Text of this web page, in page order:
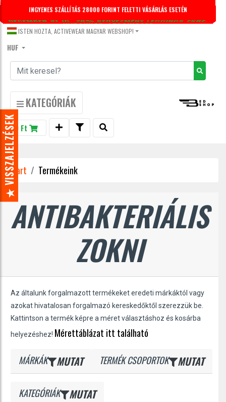
DECEMBER 31-IG -20% KEDVEZMÉNY LEGGINGS-EKRE.
KUPONKÓD: LEGGINGS20
ISTEN HOZTA, ACTIVEWEAR MAGYAR WEBSHOP!
HUF
KATEGÓRIÁK
0 Ft
Start Termékeink
ANTIBAKTERIÁLIS
ZOKNI
Az általunk forgalmazott termékeket eredeti márkáktól vagy
azokat hivatalosan forgalmazó kereskedőktől szerezzük be.
Kattintson a termék képre a méret választáshoz és kosárba
helyezéshez! Mérettáblázat itt található
MÁRKÁK MUTAT TERMÉK CSOPORTOK MUTAT
KATEGÓRIÁK MUTAT
★ VISSZAJELZÉSEK